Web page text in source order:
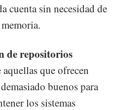
cuenta sin necesidad de
de repositorios
que ofrecen
buenos para
los sistemas